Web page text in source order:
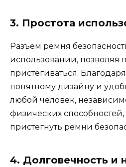
3. Простота
Разъем ремня
использовании, позволяя
пристегиваться.
понятному дизайну и
любой человек,
физических
пристегнуть ремни
4. Долговечность и